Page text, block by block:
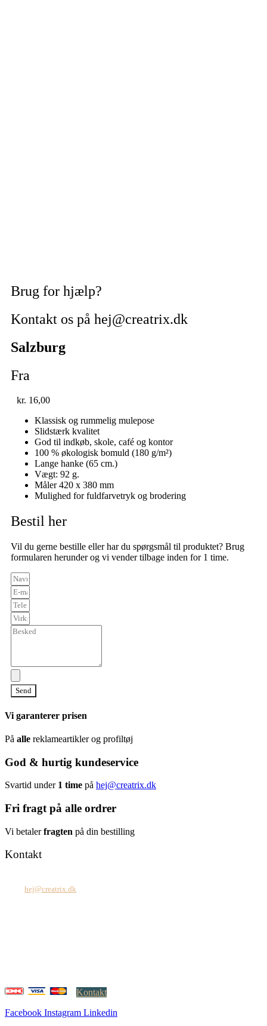
Brug for hjælp?
Kontakt os på hej@creatrix.dk
Salzburg
Fra
kr. 16,00
Klassisk og rummelig mulepose
Slidstærk kvalitet
God til indkøb, skole, café og kontor
100 % økologisk bomuld (180 g/m²)
Lange hanke (65 cm.)
Vægt: 92 g.
Måler 420 x 380 mm
Mulighed for fuldfarvetryk og brodering
Bestil her
Vil du gerne bestille eller har du spørgsmål til produktet? Brug
formularen herunder og vi vender tilbage inden for 1 time.
Send
Vi garanterer prisen
På alle reklameartikler og profiltøj
God & hurtig kundeservice
Svartid under 1 time på hej@creatrix.dk
Fri fragt på alle ordrer
Vi betalerfragten på din bestilling
Kontakt
hej@creatrix.dk
Kontakt
Facebook Instagram Linkedin